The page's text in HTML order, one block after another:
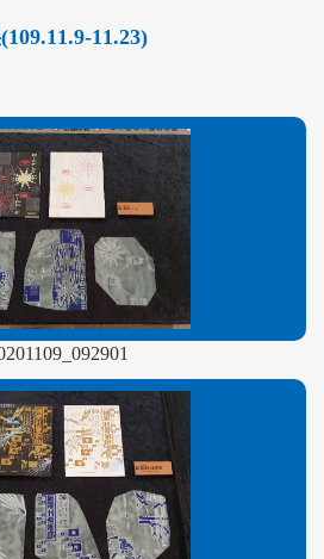
11.23)